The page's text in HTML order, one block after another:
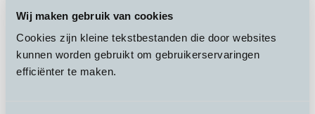
Wij maken gebruik van cookies
Cookies zijn kleine tekstbestanden die door websites
kunnen worden gebruikt om gebruikerservaringen
efficiënter te maken.
• Deskundig advies & uitstekende service
• Gratis thuisbezorging in Nederland en België
Met Stromer fiets je sneller dan de file, duurzaam en met
een glimlach.